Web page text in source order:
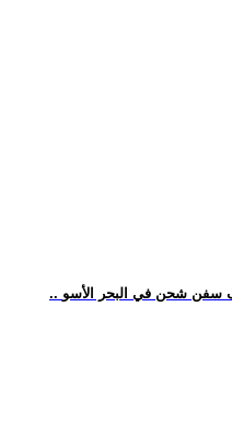
سفن شحن في البحر الأسو